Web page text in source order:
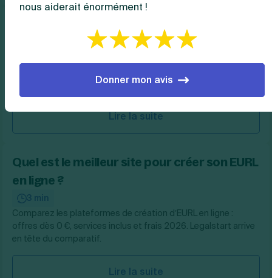
Lire la suite
Quel est le meilleur site pour créer son EURL
en ligne ?
3 min
Comparez les plateformes de création d’EURL en ligne :
offres dès 0 €, services inclus et frais 2026. Legalstart arrive
en tête du comparatif.
Lire la suite
nous aiderait énormément !
Donner mon avis